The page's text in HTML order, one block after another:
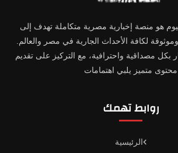
هو منصة إخبارية مصرية متكاملة تهدف إلى
لكافة الأحداث الجارية في مصر والعالم.
بكل مصداقية واحترافية، مع التركيز على تقديم
محتوى متميز يلبي اهتمامات
روابط تهمك
الرئيسية